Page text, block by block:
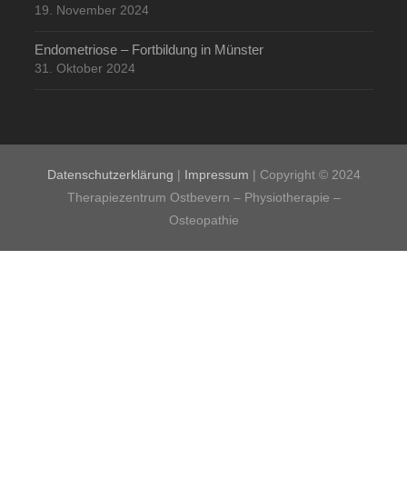
19. November 2024
Endometriose – Fortbildung in Münster
31. Oktober 2024
Datenschutzerklärung | Impressum | Copyright © 2024
Therapiezentrum Ostbevern – Physiotherapie –
Osteopathie